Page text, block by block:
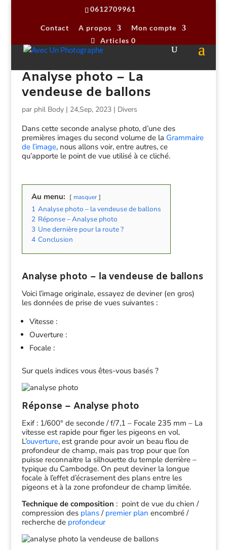
0612709961
Contact A propos
Mon compte
Articles 0
Analyse photo – La
vendeuse de ballons
par phil Body| 24,Sep, 2023| Divers
Dans cette seconde analyse photo, d’une des
premières images du second volume de la Grammaire
de l’image, nous allons voir, entre autres, ce
qu’apporte le point de vue utilisé à ce cliché.
Au menu: masquer
1 Analyse photo – la vendeuse de ballons
2 Réponse – Analyse photo
3 Une dernière pour la route ?
4 Conclusion
Analyse photo – la vendeuse de ballons
Voici l’image originale, essayez de deviner (en gros)
les données de prise de vues suivantes :
Vitesse :
Ouverture :
Focale :
Sur quels indices vous êtes-vous basés ?
Réponse – Analyse photo
Exif : 1/600° de seconde / f/7,1 – Focale 235 mm – La
vitesse est rapide pour figer les pigeons en vol.
L’ouverture, est grande pour avoir un beau flou de
profondeur de champ, mais pas trop pour que l’on
puisse reconnaitre la silhouette du temple derrière –
typique du Cambodge. On peut deviner la longue
focale à l’effet d’écrasement des plans entre les
pigeons et à la zone profondeur de champ limitée.
Technique de composition : point de vue du chien /
compression des plans/premier plan encombré /
recherche de profondeur